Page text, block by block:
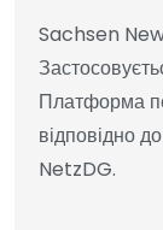
Sachsen
Платформа
відповідно
NetzDG.